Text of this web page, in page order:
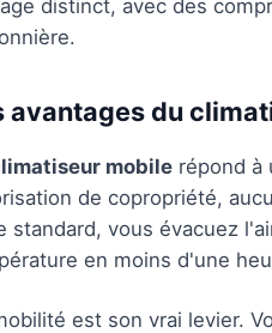
distinct, avec des
avantages du
mobile répond à
de copropriété,
standard, vous évacuez
en moins d'une
est son vrai levier.